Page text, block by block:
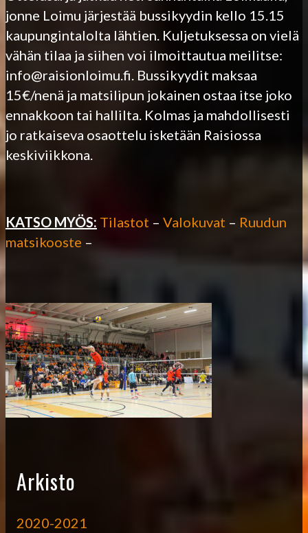
jonne Loimu järjestää bussikyydin kello 15.15
kaupungintalolta lähtien. Kuljetuksessa on vielä
vähän tilaa ja siihen voi ilmoittautua meilitse:
info@raisionloimu.fi. Bussikyydit maksaa
15€/nenä ja matsilipun jokainen ostaa itse joko
ennakkoon tai hallilta. Kolmas ja mahdollisesti
jo ratkaiseva osaottelu isketään Raisiossa
keskiviikkona.
KATSO MYÖS: Tilastot – Valokuvat – Ruudun
matsikooste –
Arkisto
2020-2021